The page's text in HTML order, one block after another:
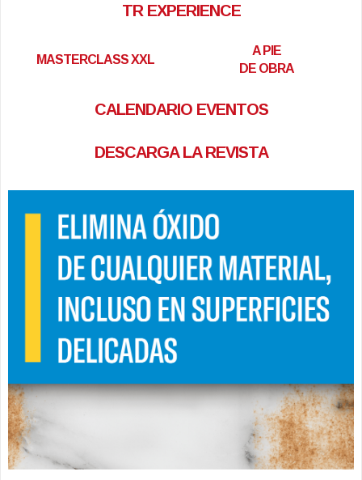
TR EXPERIENCE
MASTERCLASS XXL
A PIE
DE OBRA
CALENDARIO EVENTOS
DESCARGA LA REVISTA